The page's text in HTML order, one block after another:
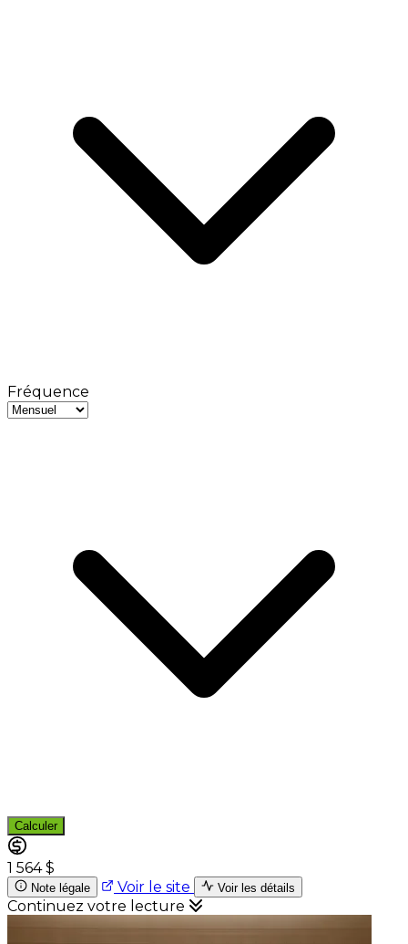
Fréquence
Calculer
1 564 $
Note légale Voir le site Voir les détails
Continuez votre lecture